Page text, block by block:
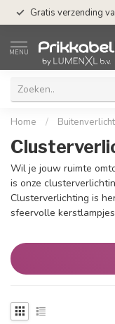
Gratis verzending
MENU
Home /
Wil je jouw ruimte
is onze
Clusterverlichting is
sfeervolle